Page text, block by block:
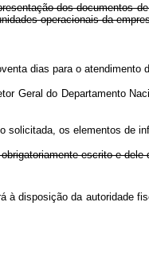
dos documentos
operacionais da
dias para o atendimento
Geral do Departamento
solicitada, os elementos de
escrito e
à disposição da